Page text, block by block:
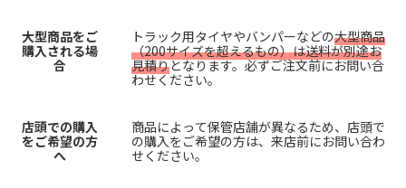
大型商品をご
購入される場
合
トラック用タイヤやバンパーなどの大型商品
（200サイズを超えるもの）は送料が別途お
見積りとなります。必ずご注文前にお問い合
わせください。
店頭での購入
をご希望の方
へ
商品によって保管店舗が異なるため、店頭で
の購入をご希望の方は、来店前にお問い合わ
せください。